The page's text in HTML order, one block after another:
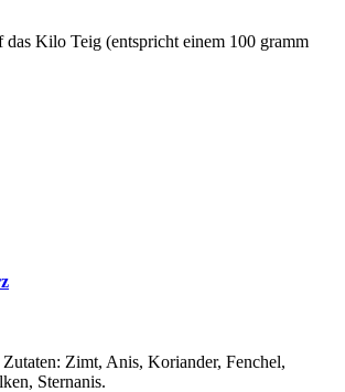
das Kilo Teig (entspricht einem 100 gramm
Zimt, Anis, Koriander, Fenchel,
Sternanis.